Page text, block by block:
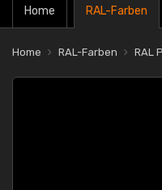
Home RAL-Farben
Home RAL-Farben RAL